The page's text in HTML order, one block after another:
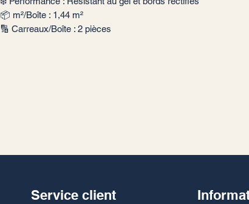
📦 m²/Boîte : 1,44 m²
🔢 Carreaux/Boîte : 2 pièces
Service client